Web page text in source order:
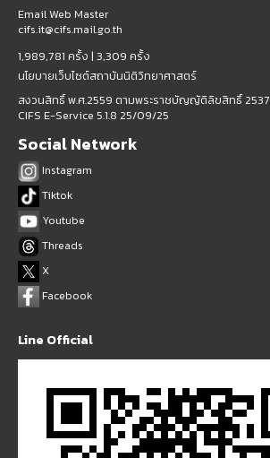
Email Web Master
cifs.it@cifs.mail.go.th
1,989,781 ครั้ง | 3,309 ครั้ง
นโยบายเว็บไซต์สถาบันนิติวิทยาศาสตร์
สงวนสิทธิ์ พ.ศ.2559 ตามพระราชบัญญัติลิขสิทธิ์ 2537
CIFS E-Service 5.1.8 25/09/25
Social Network
Instagram
Tiktok
Youtube
Threads
X
Facebook
Line Official